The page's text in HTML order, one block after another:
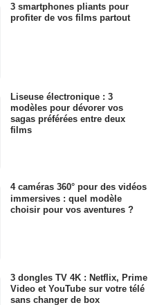
3 smartphones pliants pour
profiter de vos films partout
Liseuse électronique : 3
modèles pour dévorer vos
sagas préférées entre deux
films
4 caméras 360° pour des vidéos
immersives : quel modèle
choisir pour vos aventures ?
3 dongles TV 4K : Netflix, Prime
Video et YouTube sur votre télé
sans changer de box